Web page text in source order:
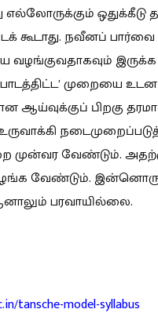
எல்லோருக்கும் ஒதுக்கீடு
கூடாது. நவீனப்
வழங்குவதாகவும் இருக்க
முறையை
ஆய்வுக்குப் பிறகு
முன்வர வேண்டும்.
வேண்டும்.
பரவாயில்லை.
tansche-model-syllabus